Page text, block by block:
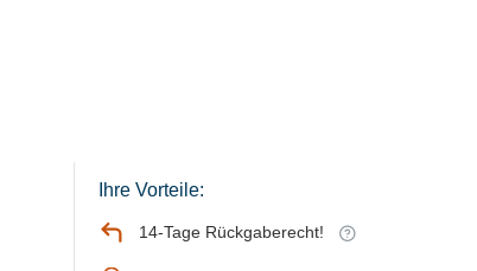
Ihre Vorteile:
14-Tage Rückgaberecht!